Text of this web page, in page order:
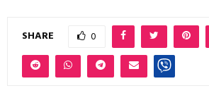
SHARE 0